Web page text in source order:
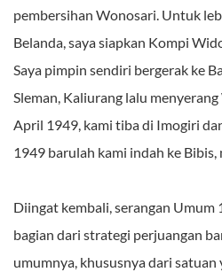
pembersihan Wonosari. Untuk
Belanda, saya siapkan Kompi
Saya pimpin sendiri bergerak ke
Sleman, Kaliurang lalu
April 1949, kami tiba di Imogiri
1949 barulah kami indah ke
Diingat kembali, serangan
bagian dari strategi perjuangan
umumnya, khususnya dari satuan